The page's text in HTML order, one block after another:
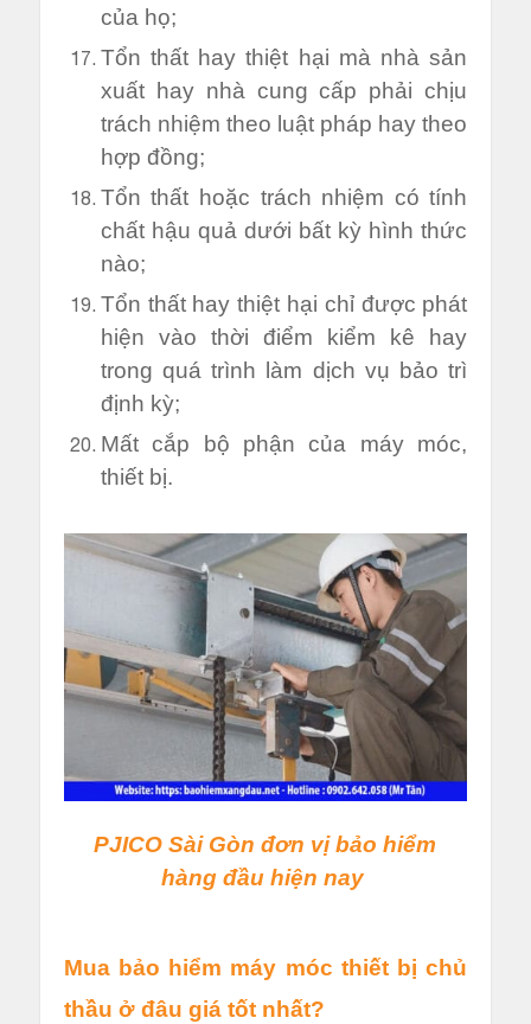
của họ;
Tổn thất hay thiệt hại mà nhà sản
xuất hay nhà cung cấp phải chịu
trách nhiệm theo luật pháp hay theo
hợp đồng;
Tổn thất hoặc trách nhiệm có tính
chất hậu quả dưới bất kỳ hình thức
nào;
Tổn thất hay thiệt hại chỉ được phát
hiện vào thời điểm kiểm kê hay
trong quá trình làm dịch vụ bảo trì
định kỳ;
Mất cắp bộ phận của máy móc,
thiết bị.
PJICO Sài Gòn đơn vị bảo hiểm
hàng đầu hiện nay
Mua bảo hiểm máy móc thiết bị chủ
thầu ở đâu giá tốt nhất?